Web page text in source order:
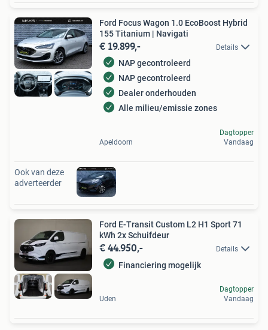
Ford Focus Wagon 1.0 EcoBoost Hybrid
155 Titanium | Navigati
€ 19.899,- Details
NAP gecontroleerd
NAP gecontroleerd
Dealer onderhouden
Alle milieu/emissie zones
Apeldoorn
Dagtopper
Vandaag
Ook van deze
adverteerder
Ford E-Transit Custom L2 H1 Sport 71
kWh 2x Schuifdeur
€ 44.950,- Details
Financiering mogelijk
Uden
Dagtopper
Vandaag